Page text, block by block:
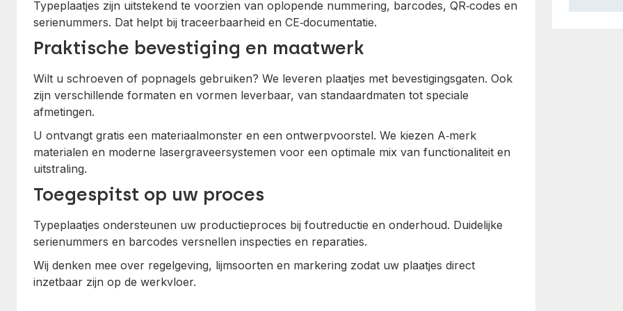
Typeplaatjes zijn uitstekend te voorzien van oplopende nummering, barcodes, QR‑codes en
serienummers. Dat helpt bij traceerbaarheid en CE‑documentatie.
Praktische bevestiging en maatwerk
Wilt u schroeven of popnagels gebruiken? We leveren plaatjes met bevestigingsgaten. Ook
zijn verschillende formaten en vormen leverbaar, van standaardmaten tot speciale
afmetingen.
U ontvangt gratis een materiaalmonster en een ontwerpvoorstel. We kiezen A‑merk
materialen en moderne lasergraveersystemen voor een optimale mix van functionaliteit en
uitstraling.
Toegespitst op uw proces
Typeplaatjes ondersteunen uw productieproces bij foutreductie en onderhoud. Duidelijke
serienummers en barcodes versnellen inspecties en reparaties.
Wij denken mee over regelgeving, lijmsoorten en markering zodat uw plaatjes direct
inzetbaar zijn op de werkvloer.